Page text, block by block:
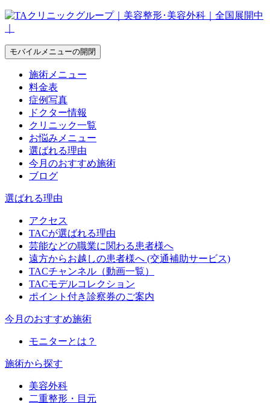
モバイルメニューの開閉
施術メニュー
料金表
症例写真
ドクター情報
クリニック一覧
お悩みメニュー
選ばれる理由
今月のおすすめ施術
ブログ
選ばれる理由
アクセス
TACが選ばれる理由
芸能などの職業に関わる患者様へ
遠方からお越しの患者様へ (交通補助サービス)
TACチャンネル（動画一覧）
TACモデルコレクション
ポイント付き診察券のご案内
今月のおすすめ施術
モニターとは？
施術から探す
美容外科
二重整形・目元